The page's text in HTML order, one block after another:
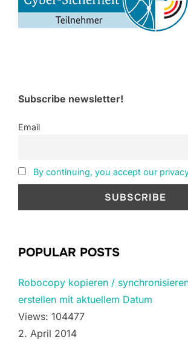
Subscribe newsletter!
Email
By continuing, you accept our
POPULAR POSTS
Robocopy kopieren /
erstellen mit aktuellem Datum
Views: 104477
2. April 2014